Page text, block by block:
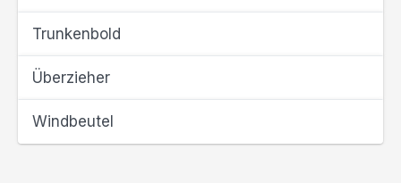
Trunkenbold
Überzieher
Windbeutel